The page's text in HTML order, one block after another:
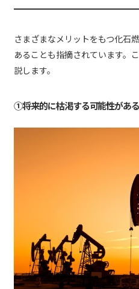
さまざまなメリットをもつ化石
あることも指摘されています。
説します。
①将来的に枯渇する可能性がある